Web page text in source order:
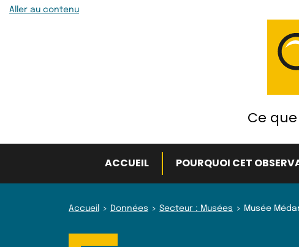
Aller au contenu
Ce
ACCUEIL POURQUOI CET
Accueil Données Secteur : Musées Musée